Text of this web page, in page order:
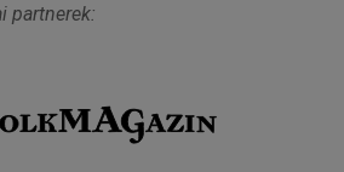
partnerek: